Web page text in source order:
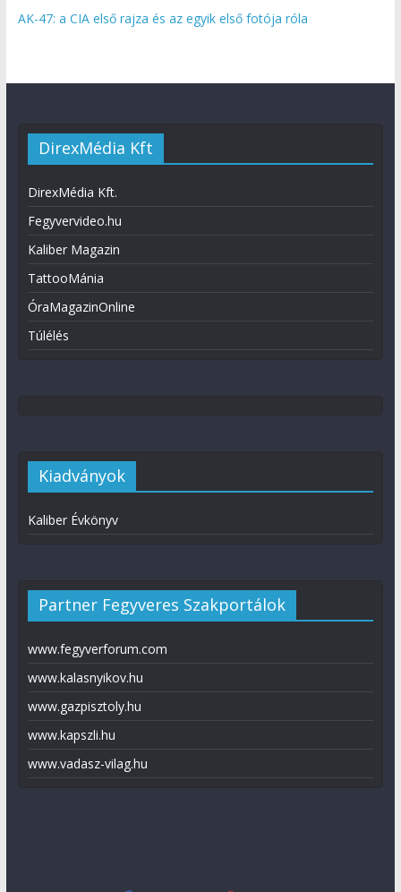
AK-47: a CIA első rajza és az egyik első fotója róla
DirexMédia Kft
DirexMédia Kft.
Fegyvervideo.hu
Kaliber Magazin
TattooMánia
ÓraMagazinOnline
Túlélés
Kiadványok
Kaliber Évkönyv
Partner Fegyveres Szakportálok
www.fegyverforum.com
www.kalasnyikov.hu
www.gazpisztoly.hu
www.kapszli.hu
www.vadasz-vilag.hu